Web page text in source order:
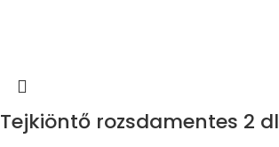
Tejkiöntő rozsdamentes 2 dl